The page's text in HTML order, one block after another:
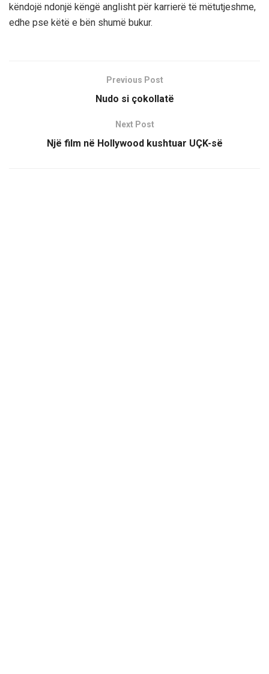
këndojë ndonjë këngë anglisht për karrierë të mëtutjeshme,
edhe pse këtë e bën shumë bukur.
Previous Post
Nudo si çokollatë
Next Post
Një film në Hollywood kushtuar UÇK-së